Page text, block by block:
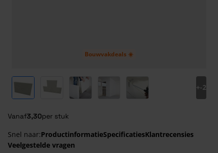
Bouwvakdeals ☀️
View larger imageView larger image
View larger image
+-2
Vanaf3,30per stuk
Snel naar:ProductinformatieSpecificatiesKlantrecensies
Veelgestelde vragen